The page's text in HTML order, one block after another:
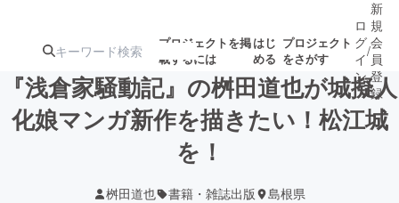
プロジェクトを掲
載するには
はじ
める
プロジェクト
をさがす
注目の新着プロ
ロ
グ
イ
ン
/
新
規
会
員
登
録
『浅倉家騒動記』の桝田道也が城擬人
化娘マンガ新作を描きたい！松江城
を！
桝田道也 書籍・雑誌出版 島根県